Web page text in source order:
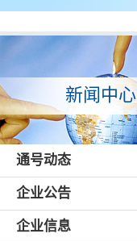
新闻中心
通号动态
企业公告
企业信息